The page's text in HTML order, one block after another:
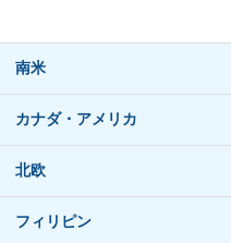
南米
カナダ・アメリカ
北欧
フィリピン